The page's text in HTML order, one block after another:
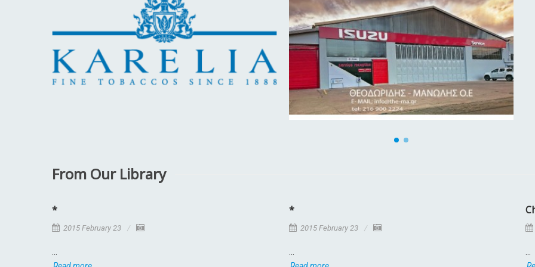
From Our Library
*
2015 February 23
...
*
2015 February 23
... ...